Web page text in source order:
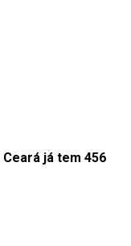
já tem 456